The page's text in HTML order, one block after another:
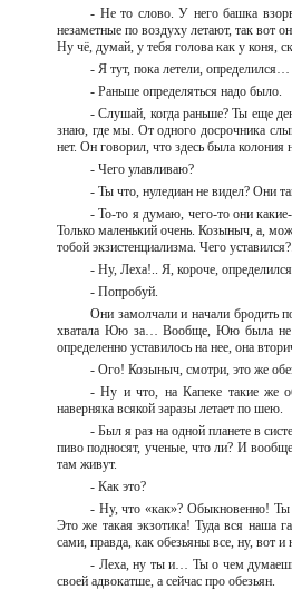
- Не то слово. У него башка
незаметные по воздуху летают, так вот
Ну чё, думай, у тебя голова как у коня,
- Я тут, пока летели,
- Раньше определяться надо было.
- Слушай, когда раньше? Ты еще
знаю, где мы. От одного досрочника
нет. Он говорил, что здесь была
- Чего улавливаю?
- Ты что, нуледиан не видел? Они
- То-то я думаю, чего-то они
Только маленький очень. Козыныч, а,
тобой экзистенциализма. Чего
- Ну, Леха!.. Я, короче,
- Попробуй.
Они замолчали и начали бродить
хватала Юю за… Вообще, Юю была не
определенно уставилось на нее, она
- Ого! Козыныч, смотри, это же
- Ну и что, на Капеке такие же
наверняка всякой заразы летает по шею.
- Был я раз на одной планете в
пиво подносят, ученые, что ли? И
там живут.
- Как это?
- Ну, что «как»? Обыкновенно! Ты
Это же такая экзотика! Туда вся наша
сами, правда, как обезьяны все, ну, вот
- Леха, ну ты и… Ты о чем
своей адвокатше, а сейчас про обезьян.